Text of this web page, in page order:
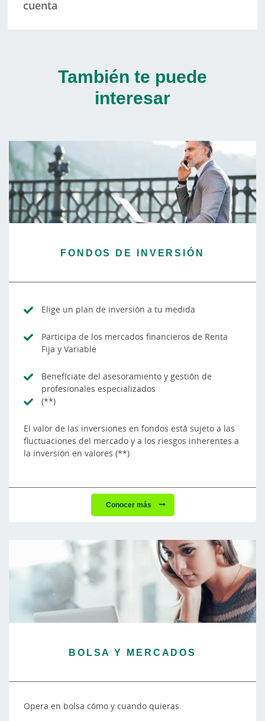
cuenta
También te puede
interesar
FONDOS DE INVERSIÓN
Elige un plan de inversión a tu medida
Participa de los mercados financieros de Renta
Fija y Variable
Benefíciate del asesoramiento y gestión de
profesionales especializados
(**)
El valor de las inversiones en fondos está sujeto a las
fluctuaciones del mercado y a los riesgos inherentes a
la inversión en valores (**)
Conocer más
BOLSA Y MERCADOS
Opera en bolsa cómo y cuando quieras.